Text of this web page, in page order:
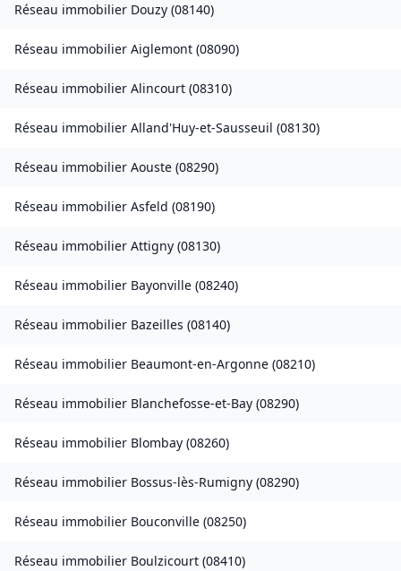
Réseau immobilier Douzy (08140)
Réseau immobilier Aiglemont (08090)
Réseau immobilier Alincourt (08310)
Réseau immobilier Alland'Huy-et-Sausseuil (08130)
Réseau immobilier Aouste (08290)
Réseau immobilier Asfeld (08190)
Réseau immobilier Attigny (08130)
Réseau immobilier Bayonville (08240)
Réseau immobilier Bazeilles (08140)
Réseau immobilier Beaumont-en-Argonne (08210)
Réseau immobilier Blanchefosse-et-Bay (08290)
Réseau immobilier Blombay (08260)
Réseau immobilier Bossus-lès-Rumigny (08290)
Réseau immobilier Bouconville (08250)
Réseau immobilier Boulzicourt (08410)